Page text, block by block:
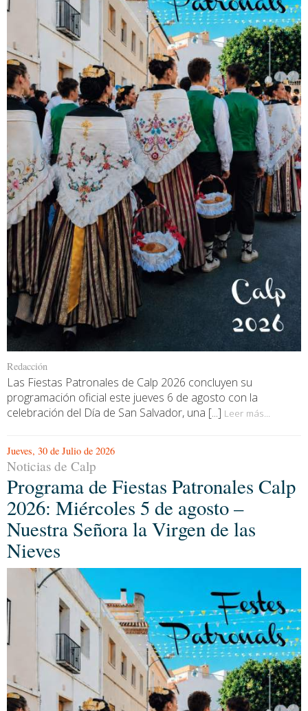
Redacción
Las Fiestas Patronales de Calp 2026 concluyen su
programación oficial este jueves 6 de agosto con la
celebración del Día de San Salvador, una [...] Leer más...
Jueves, 30 de Julio de 2026
Noticias de Calp
Programa de Fiestas Patronales Calp
2026: Miércoles 5 de agosto –
Nuestra Señora la Virgen de las
Nieves